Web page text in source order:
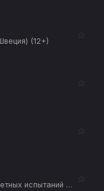
(12+)
☆
☆
☆
Проверено в небе. История летных испытаний (2-я серия) (12+)
☆